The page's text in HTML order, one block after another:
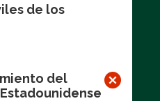
de los
del